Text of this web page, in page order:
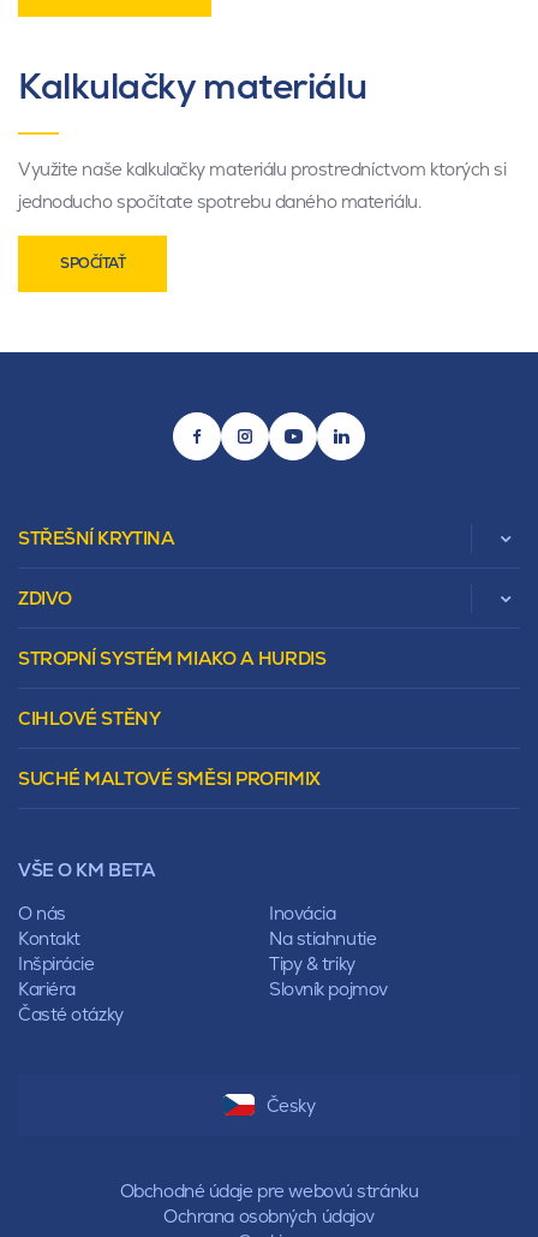
Kalkulačky materiálu
Využite naše kalkulačky materiálu prostredníctvom ktorých si
jednoducho spočítate spotrebu daného materiálu.
SPOČÍTAŤ
STŘEŠNÍ KRYTINA
Beta
Sedlová
Valbová
Stanová
Mansardová
Pultová
Sedlová
Polovalbová
Stanová
Mansardová
Pultová
Hodonka
ZDIVO
Murovacie bloky
Tepelnoizolačný prvok
Vencovky
Preklady
Lícové murivo
Pálené zdivo Profiblok
Nosné murivo
Priečky
Vencovky
Preklady
STROPNÍ SYSTÉM MIAKO A HURDIS
CIHLOVÉ STĚNY
SUCHÉ MALTOVÉ SMĚSI PROFIMIX
VŠE O KM BETA
O nás
Inovácia
Kontakt
Na stiahnutie
Inšpirácie
Tipy & triky
Kariéra
Slovník pojmov
Časté otázky
Česky
Obchodné údaje pre webovú stránku
Ochrana osobných údajov